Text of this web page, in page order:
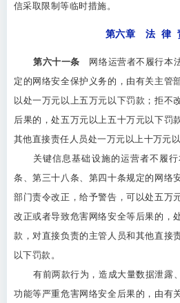
信采取限制等临时措施。
第六章 法 律
第六十一条 网络运营者不履行本
定的网络安全保护义务的，由有关主管
以处一万元以上五万元以下罚款；拒不
后果的，处五万元以上五十万元以下罚
其他直接责任人员处一万元以上十万元以
关键信息基础设施的运营者不履
条、第三十八条、第四十条规定的网络
部门责令改正，给予警告，可以处五万
改正或者导致危害网络安全等后果的，
款，对直接负责的主管人员和其他直接
以下罚款。
有前两款行为，造成大量数据泄露
功能等严重危害网络安全后果的，由有